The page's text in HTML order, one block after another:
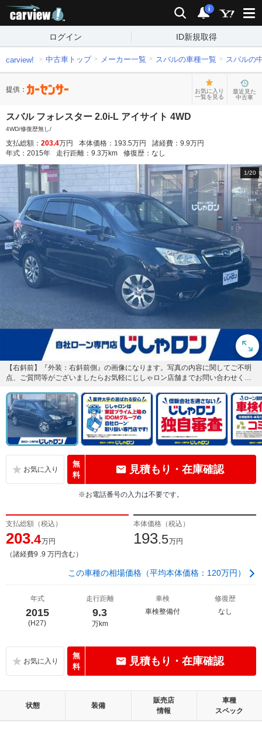
検索 通知
i
ログイン ID新規取得
carview! 中古車トップ メーカー一覧 スバルの車種一覧 スバルの
提供：
お気に入り
一覧を見る
最近見た
中古車
スバル フォレスター 2.0i-L アイサイト 4WD
4WD/修復歴無し/
支払総額： 203.4万円 本体価格： 193.5万円 諸経費： 9.9万円
年式： 2015年 走行距離： 9.3万km 修復歴： なし
1/20
【右斜前】『外装：右斜前側』の画像になります。写真の内容に関してご不明
点、ご質問等がございましたらお気軽にじしゃロン店舗までお問い合わせくだ
無
料
見積もり・在庫確認
※お電話番号の入力は不要です。
支払総額（税込）
203.4万円
（諸経費9 .9 万円含む）
本体価格（税込）
193.5万円
この車種の相場価格（平均本体価格：120万円）
年式
2015
(H27)
走行距離
9.3
万km
車検
車検整備付
修復歴
なし
無
料
見積もり・在庫確認
状態 装備
販売店
情報
車種
スペック